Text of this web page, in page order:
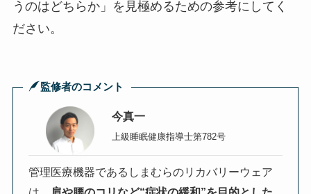
うのはどちらか」を見極めるための参考にしてく
ださい。
監修者のコメント
今真一
上級睡眠健康指導士第782号
管理医療機器であるしまむらのリカバリーウェア